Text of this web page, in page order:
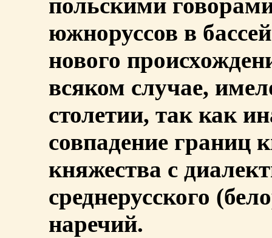
польскими
южноруссов в
нового
всяком случае,
столетии, так как
совпадение границ
княжества с
среднерусского
наречий.